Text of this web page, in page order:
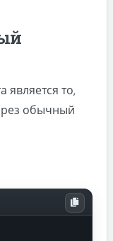
является то,
обычный